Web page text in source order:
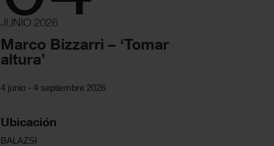
JUNIO 2026
Marco Bizzarri – ‘Tomar
altura’
4 junio - 4 septiembre 2026
Ubicación
BALAZSI